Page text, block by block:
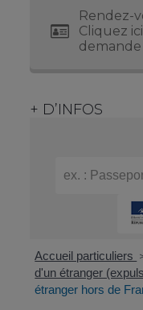
Rendez-
Cliquez
demande
+ D’INFOS
Accueil particuliers
d'un étranger
étranger hors de